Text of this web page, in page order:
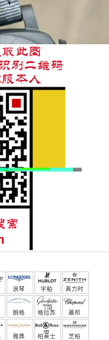
浪琴 宇舶
（恒
宝）
真力时
朗格 格拉苏
蒂
蕭邦
雅典 柏莱士 芝柏